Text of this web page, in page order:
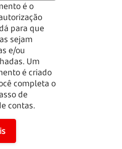
é o
para que
sejam
e/ou
Um
é criado
completa o
de
contas.